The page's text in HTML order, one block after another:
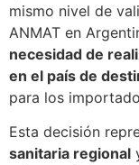
mismo nivel de
ANMAT en
necesidad de
en el país de
para los
Esta decisión
sanitaria regional